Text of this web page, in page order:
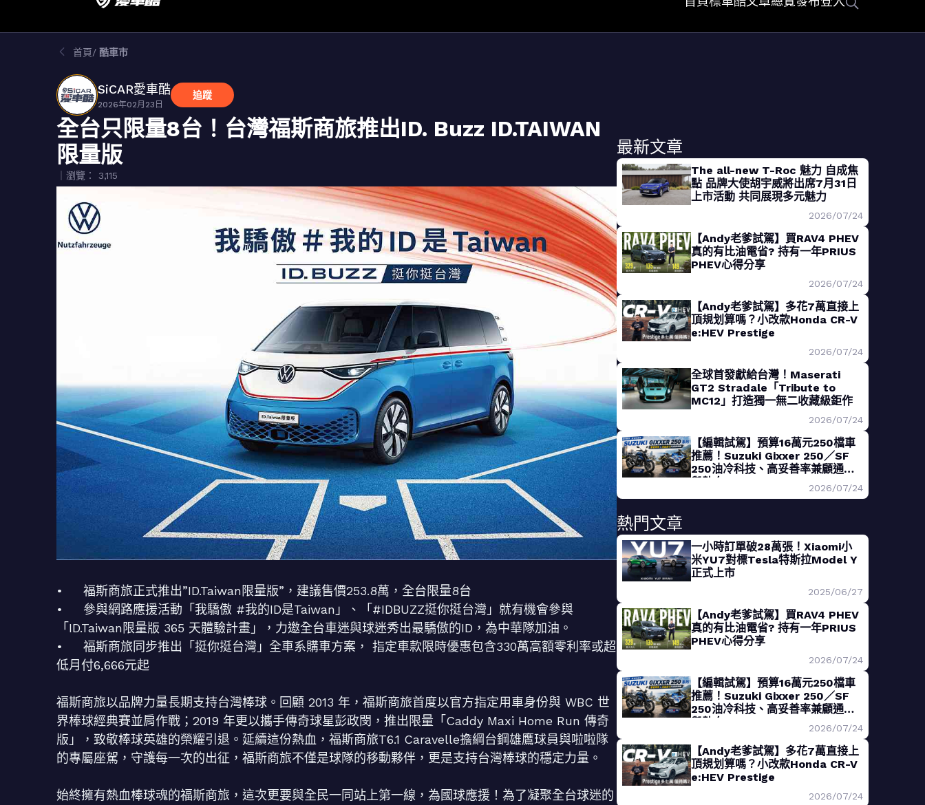
首頁 酷車市
SiCAR愛車酷
2026年02月23日
追蹤
全台只限量8台！台灣福斯商旅推出ID. Buzz ID.TAIWAN
限量版
｜瀏覽： 3,115
• 福斯商旅正式推出”ID.Taiwan限量版”，建議售價253.8萬，全台限量8台
• 參與網路應援活動「我驕傲 #我的ID是Taiwan」、「#IDBUZZ挺你挺台灣」就有機會參與
「ID.Taiwan限量版 365 天體驗計畫」，力邀全台車迷與球迷秀出最驕傲的ID，為中華隊加油。
• 福斯商旅同步推出「挺你挺台灣」全車系購車方案， 指定車款限時優惠包含330萬高額零利率或超
低月付6,666元起
福斯商旅以品牌力量長期支持台灣棒球。回顧 2013 年，福斯商旅首度以官方指定用車身份與 WBC 世
界棒球經典賽並肩作戰；2019 年更以攜手傳奇球星彭政閔，推出限量「Caddy Maxi Home Run 傳奇
版」，致敬棒球英雄的榮耀引退。延續這份熱血，福斯商旅T6.1 Caravelle擔綱台鋼雄鷹球員與啦啦隊
的專屬座駕，守護每一次的出征，福斯商旅不僅是球隊的移動夥伴，更是支持台灣棒球的穩定力量。
始終擁有熱血棒球魂的福斯商旅，這次更要與全民一同站上第一線，為國球應援！為了凝聚全台球迷的
最新文章
The all-new T-Roc 魅力 自成焦
點 品牌大使胡宇威將出席7月31日
上市活動 共同展現多元魅力
2026/07/24
【Andy老爹試駕】買RAV4 PHEV
真的有比油電省? 持有一年PRIUS
PHEV心得分享
2026/07/24
【Andy老爹試駕】多花7萬直接上
頂規划算嗎？小改款Honda CR-V
e:HEV Prestige
2026/07/24
全球首發獻給台灣！Maserati
GT2 Stradale「Tribute to
MC12」打造獨一無二收藏級鉅作
2026/07/24
【編輯試駕】預算16萬元250檔車
推薦！Suzuki Gixxer 250／SF
250油冷科技、高妥善率兼顧通勤
與熱血
2026/07/24
熱門文章
一小時訂單破28萬張！Xiaomi小
米YU7對標Tesla特斯拉Model Y
正式上市
2025/06/27
【Andy老爹試駕】買RAV4 PHEV
真的有比油電省? 持有一年PRIUS
PHEV心得分享
2026/07/24
【編輯試駕】預算16萬元250檔車
推薦！Suzuki Gixxer 250／SF
250油冷科技、高妥善率兼顧通勤
與熱血
2026/07/24
【Andy老爹試駕】多花7萬直接上
頂規划算嗎？小改款Honda CR-V
e:HEV Prestige
2026/07/24